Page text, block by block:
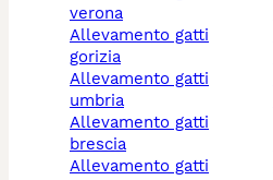
verona
allevamento gatti
gorizia
allevamento gatti
umbria
allevamento gatti
brescia
allevamento gatti